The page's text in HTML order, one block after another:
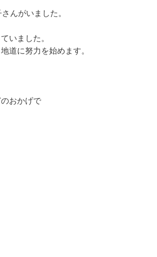
んがいました。
いました。
道に努力を始めます。
おかげで